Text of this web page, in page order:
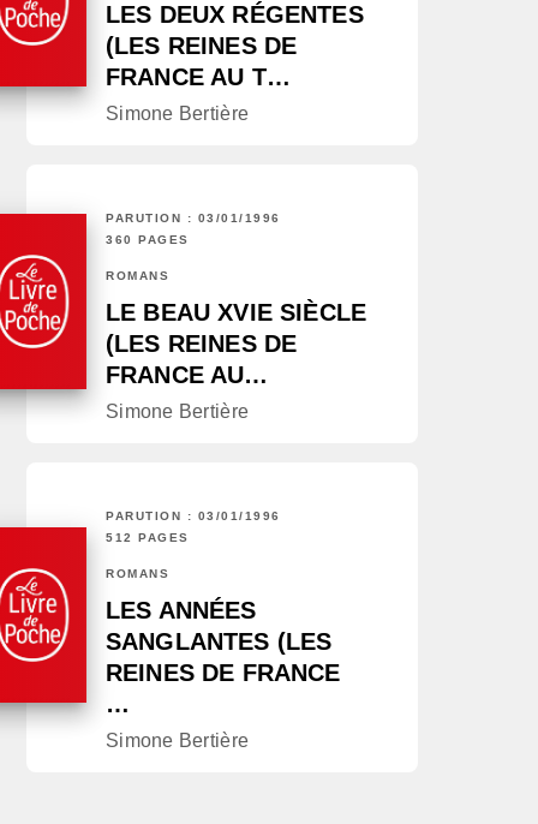
LES DEUX RÉGENTES
(LES REINES DE
FRANCE AU T…
Simone Bertière
PARUTION : 03/01/1996
360 PAGES
ROMANS
LE BEAU XVIE SIÈCLE
(LES REINES DE
FRANCE AU…
Simone Bertière
PARUTION : 03/01/1996
512 PAGES
ROMANS
LES ANNÉES
SANGLANTES (LES
REINES DE FRANCE
…
Simone Bertière